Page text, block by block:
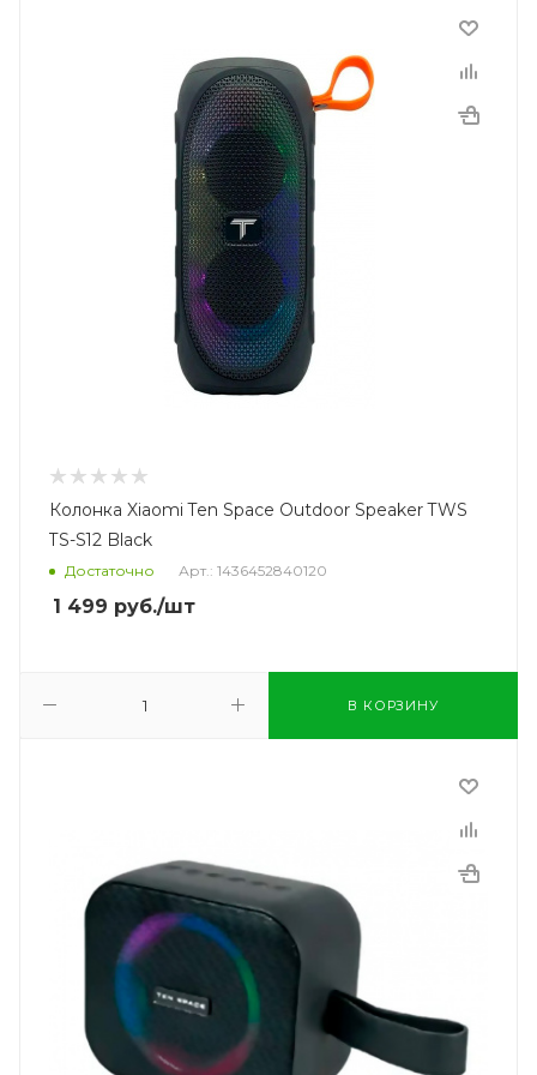
Колонка Xiaomi Ten Space Outdoor Speaker TWS
TS-S12 Black
Достаточно Арт.: 1436452840120
1 499 руб./шт
В КОРЗИНУ